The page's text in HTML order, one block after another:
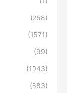
(258)
(1571)
(99)
(1043)
(683)